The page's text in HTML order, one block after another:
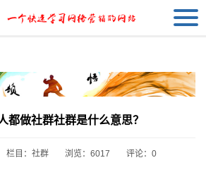
都做社群社群是什么意思？
栏目： 社群 浏览：6017 评论：0